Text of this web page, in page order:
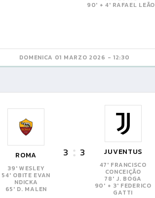
90' + 4' RAFAEL LEÃO
DOMENICA 01 MARZO 2026 - 12:30
ROMA
39' WESLEY
54' OBITE EVAN
NDICKA
65' D. MALEN
3 3 JUVENTUS
47' FRANCISCO
CONCEIÇÃO
78' J. BOGA
90' + 3' FEDERICO
GATTI